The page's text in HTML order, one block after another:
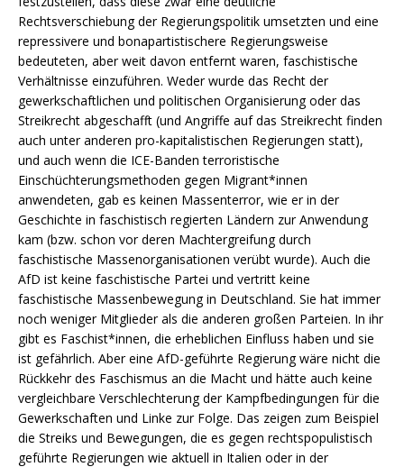
Rechtsverschiebung der Regierungspolitik umsetzten und eine
repressivere und bonapartistischere Regierungsweise
bedeuteten, aber weit davon entfernt waren, faschistische
Verhältnisse einzuführen. Weder wurde das Recht der
gewerkschaftlichen und politischen Organisierung oder das
Streikrecht abgeschafft (und Angriffe auf das Streikrecht finden
auch unter anderen pro-kapitalistischen Regierungen statt),
und auch wenn die ICE-Banden terroristische
Einschüchterungsmethoden gegen Migrant*innen
anwendeten, gab es keinen Massenterror, wie er in der
Geschichte in faschistisch regierten Ländern zur Anwendung
kam (bzw. schon vor deren Machtergreifung durch
faschistische Massenorganisationen verübt wurde). Auch die
AfD ist keine faschistische Partei und vertritt keine
faschistische Massenbewegung in Deutschland. Sie hat immer
noch weniger Mitglieder als die anderen großen Parteien. In ihr
gibt es Faschist*innen, die erheblichen Einfluss haben und sie
ist gefährlich. Aber eine AfD-geführte Regierung wäre nicht die
Rückkehr des Faschismus an die Macht und hätte auch keine
vergleichbare Verschlechterung der Kampfbedingungen für die
Gewerkschaften und Linke zur Folge. Das zeigen zum Beispiel
die Streiks und Bewegungen, die es gegen rechtspopulistisch
geführte Regierungen wie aktuell in Italien oder in der